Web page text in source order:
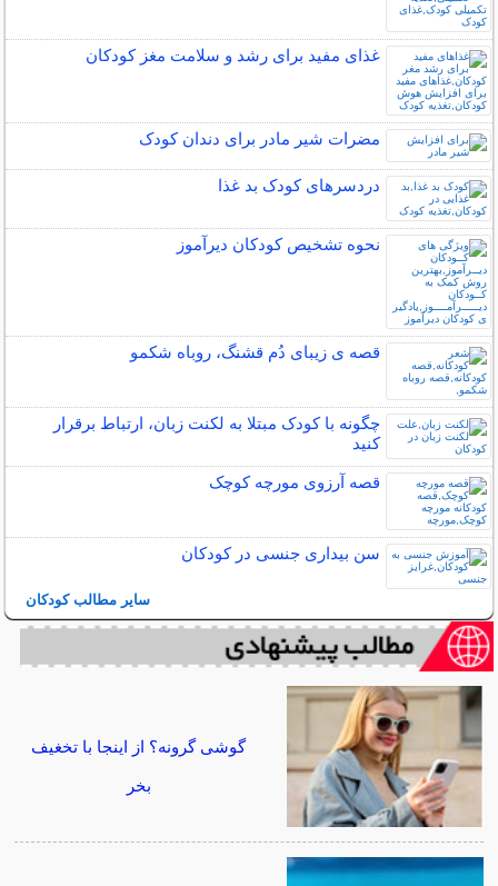
غذای مفید برای رشد و سلامت مغز کودکان
مضرات شیر مادر برای دندان کودک
دردسرهای کودک بد غذا
نحوه تشخیص کودکان دیرآموز
قصه ی زیبای دُم قشنگ، روباه شکمو
چگونه با کودک مبتلا به لکنت زبان، ارتباط برقرار
کنید
قصه آرزوی مورچه کوچک
سن بیداری جنسی در کودکان
سایر مطالب کودکان
گوشی گرونه؟ از اینجا با تخغیف
بخر